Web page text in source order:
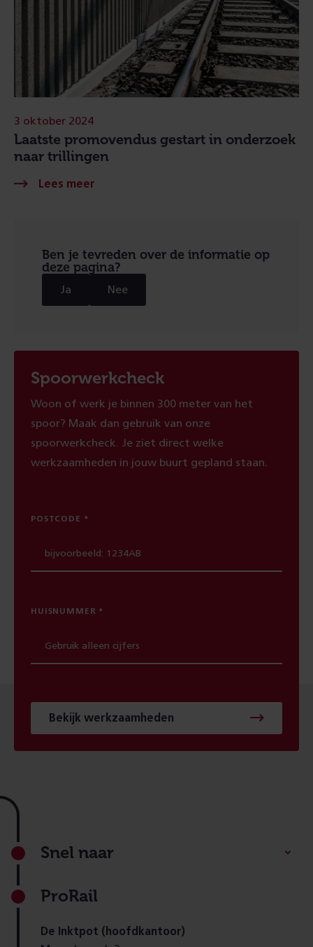
Laatste promovendus gestart in onderzoek
naar trillingen
3 oktober 2024
Ben je tevreden over de informatie op
deze pagina?
Ja Nee
Spoorwerkcheck
Woon of werk je binnen 300 meter van het
spoor? Maak dan gebruik van onze
spoorwerkcheck. Je ziet direct welke
werkzaamheden in jouw buurt gepland staan.
POSTCODE
HUISNUMMER
Bekijk werkzaamheden
Footer
Snel naar
ProRail
De Inktpot (hoofdkantoor)